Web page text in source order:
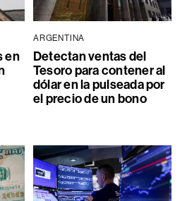
en
ARGENTINA
Detectan ventas del
Tesoro para contener al
dólar en la pulseada por
el precio de un bono